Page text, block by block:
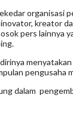
organisasi
kreator
pers lainnya
pengusaha
dalam